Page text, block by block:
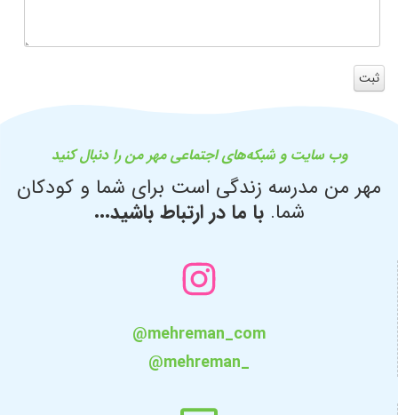
وب سایت و شبکه‌های اجتماعی مهر من را دنبال کنید
مهر من مدرسه زندگی است برای شما و کودکان
شما. با ما در ارتباط باشید...
@mehreman_com
@mehreman_